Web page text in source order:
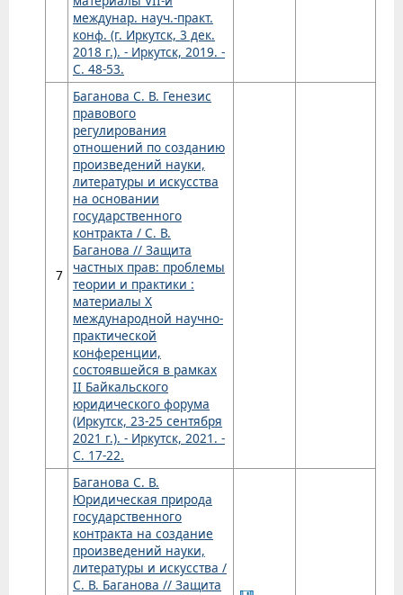
междунар. науч.-практ.
конф. (г. Иркутск, 3 дек.
2018 г.). - Иркутск, 2019. -
С. 48-53.
7
Баганова С. В. Генезис
правового
регулирования
отношений по созданию
произведений науки,
литературы и искусства
на основании
государственного
контракта / С. В.
Баганова // Защита
частных прав: проблемы
теории и практики :
материалы X
международной научно-
практической
конференции,
состоявшейся в рамках
II Байкальского
юридического форума
(Иркутск, 23-25 сентября
2021 г.). - Иркутск, 2021. -
С. 17-22.
Баганова С. В.
Юридическая природа
государственного
контракта на создание
произведений науки,
литературы и искусства /
С. В. Баганова // Защита